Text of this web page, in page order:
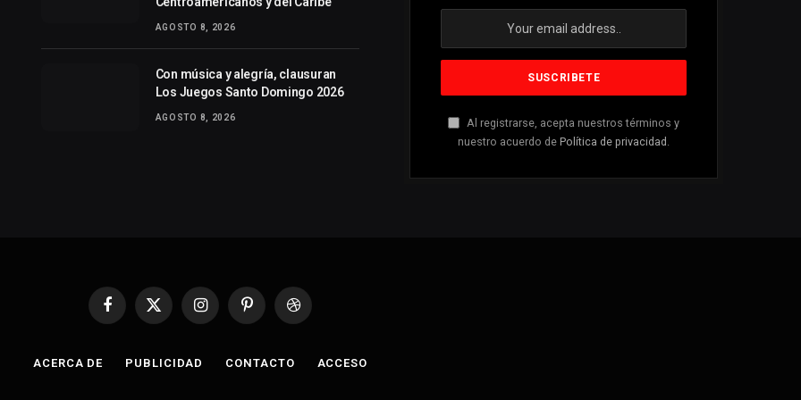
AGOSTO 8, 2026
Con música y alegría, clausuran
Los Juegos Santo Domingo 2026
AGOSTO 8, 2026
Al registrarse, acepta nuestros términos y
nuestro acuerdo dePolítica de privacidad .
Facebook
X
InstagramPinterestDribbble
ACERCA DE PUBLICIDAD CONTACTO ACCESO